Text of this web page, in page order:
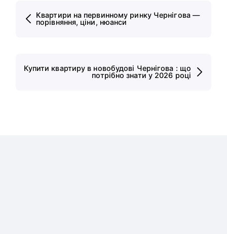
Квартири на первинному ринку Чернігова —
порівняння, ціни, нюанси
Купити квартиру в новобудові Чернігова : що
потрібно знати у 2026 році